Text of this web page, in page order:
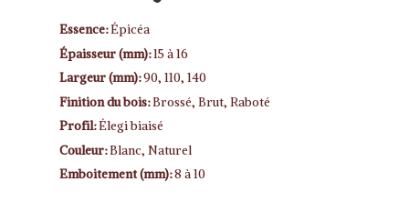
Essence:Épicéa
Épaisseur (mm):15 à 16
Largeur (mm):90, 110, 140
Finition du bois:Brossé, Brut, Raboté
Profil:Élegi biaisé
Couleur:Blanc, Naturel
Emboitement (mm):8 à 10